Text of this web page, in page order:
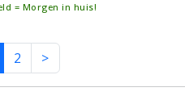
= Morgen in huis!
2 >